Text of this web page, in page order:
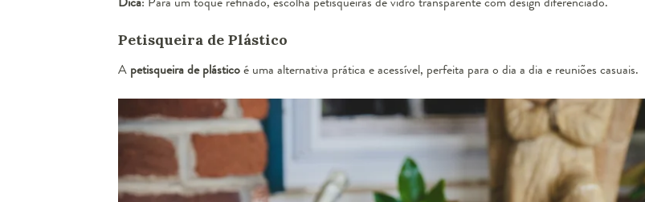
Petisqueira de Plástico
A petisqueira de plásticoé uma alternativa prática e acessível, perfeita para o dia a dia e reuniões casuais.